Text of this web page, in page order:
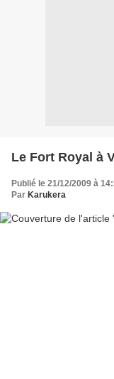
Le Fort Royal à
Publié le 21/12/2009 à
Par Karukera